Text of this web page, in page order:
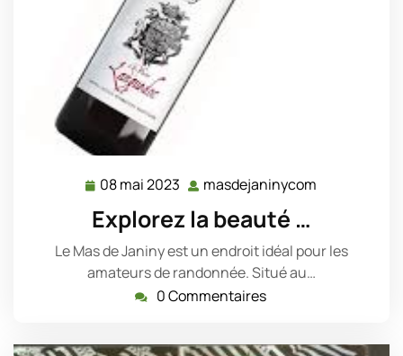
08 mai 2023 08
mai
2023
masdejaninycom
Explorez la beauté …
Le Mas de Janiny est un endroit idéal pour les
amateurs de randonnée. Situé au…
0 Commentaires